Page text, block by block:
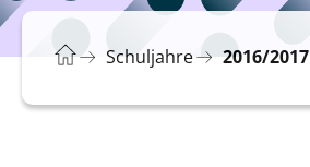
Schuljahre 2016/2017